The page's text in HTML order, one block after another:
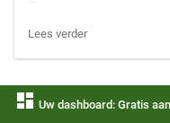
Lees verder
dashboard Uw dashboard: Gratis